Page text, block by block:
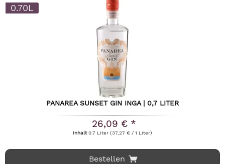
0.70L
PANAREA SUNSET GIN INGA | 0,7 LITER
26,09 € *
Inhalt0.7 Liter(37,27 € / 1 Liter)
Bestellen